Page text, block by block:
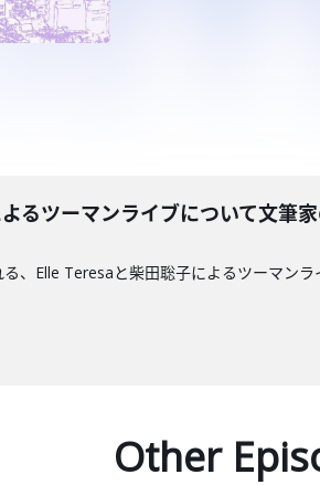
るツーマンライブについて文筆
、Elle Teresaと柴田聡子によるツーマン
Other